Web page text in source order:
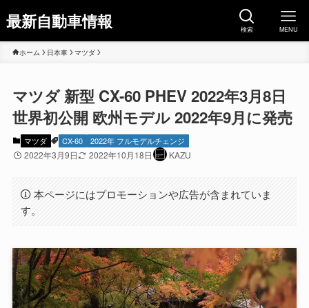
最新自動車情報 検索 MENU
ホーム 日本車 マツダ
マツダ 新型 CX-60 PHEV 2022年3月8日
世界初公開 欧州モデル 2022年9月に発売
マツダ CX-60 2022年 フルモデルチェンジ
2022年3月9日 2022年10月18日 KAZU
本ページにはプロモーションや広告が含まれていま
す。